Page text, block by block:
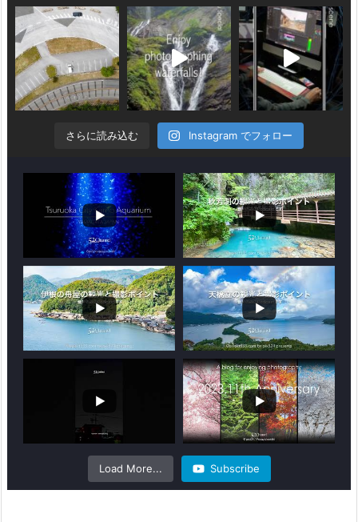
さらに読み込む Instagram でフォロー
Load More... Subscribe